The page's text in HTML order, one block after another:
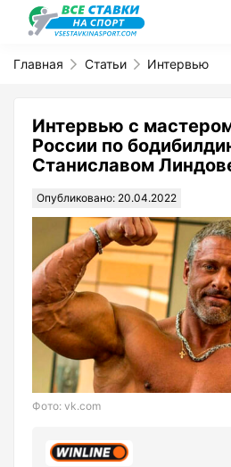
Главная Статьи Интервью
Интервью с
России по
Станиславом
Опубликовано: 20.04.2022
Фото: vk.com